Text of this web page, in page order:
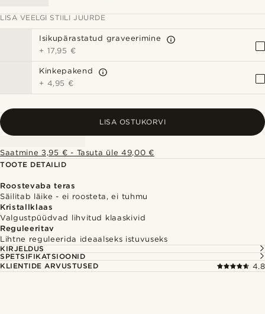
LISA VEELGI STIILI JUURDE
Isikupärastatud graveerimine
+ 17,95 €
Kinkepakend
+ 4,95 €
LISA OSTUKORVI
Saatmine 3,95 € - Tasuta üle 49,00 €
TOOTE DETAILID
Roostevaba teras
Säilitab läike - ei roosteta, ei tuhmu
Kristallklaas
Valgustpüüdvad lihvitud klaaskivid
Reguleeritav
Lihtne reguleerida ideaalseks istuvuseks
KIRJELDUS
SPETSIFIKATSIOONID
KLIENTIDE ARVUSTUSED
4.8